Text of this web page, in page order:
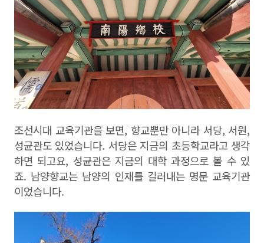
조선시대 교육기관을 보면, 향교뿐만 아니라 서당, 서원,
성균관도 있었습니다. 서당은 지금의 초등학교라고 생각
하면 되고요, 성균관은 지금의 대학 과정으로 볼 수 있
죠. 남양향교는 남양의 인재를 길러내는 명문 교육기관
이었습니다.